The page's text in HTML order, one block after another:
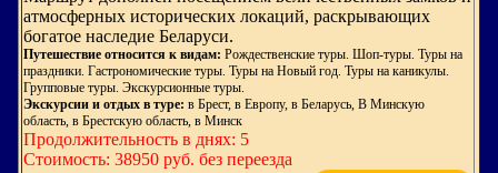
атмосферных исторических локаций, раскрывающих
богатое наследие Беларуси.
Путешествие относится к видам: Рождественские туры. Шоп-туры. Туры на
праздники. Гастрономические туры. Туры на Новый год. Туры на каникулы.
Групповые туры. Экскурсионные туры.
Экскурсии и отдых в туре: в Брест, в Европу, в Беларусь, В Минскую
область, в Брестскую область, в Минск
Продолжительность в днях: 5
Стоимость: 38950 руб. без переезда